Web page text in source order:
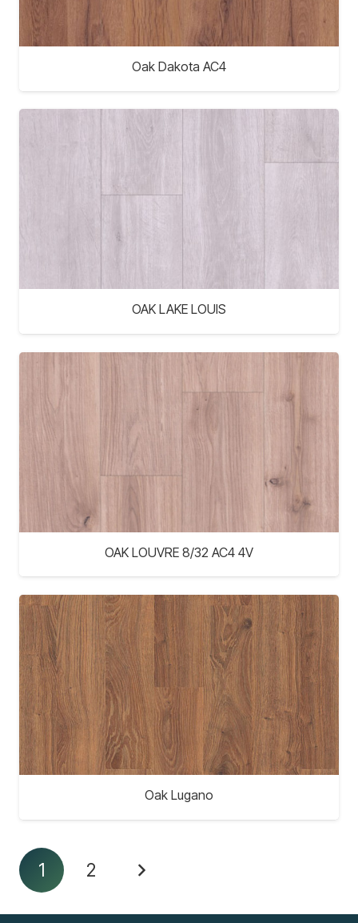
Oak Dakota AC4
OAK LAKE LOUIS
OAK LOUVRE 8/32 AC4 4V
Oak Lugano
1 2